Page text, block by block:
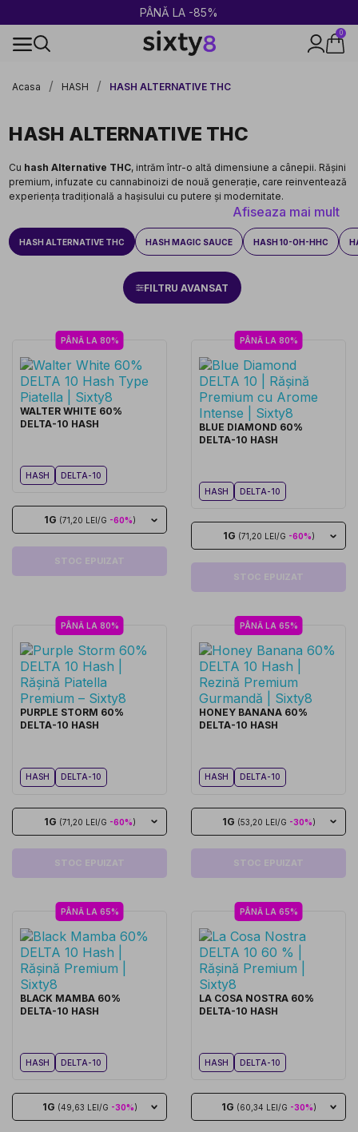
2 CUMPĂRATE = 1 CADOU
0
Acasa
HASH HASH ALTERNATIVE THC
HASH ALTERNATIVE THC
Cu hash Alternative THC, intrăm într-o altă dimensiune a cânepii. Rășini
premium, infuzate cu cannabinoizi de nouă generație, care reinventează
experiența tradițională a hașisului cu putere și modernitate.
Afiseaza mai mult
HASH ALTERNATIVE THC HASH MAGIC SAUCE HASH 10-OH-HHC
FILTRU AVANSAT
PÂNĂ LA 80%
WALTER WHITE 60%
DELTA-10 HASH
HASH DELTA-10
1G (71,20 LEI/G -60%)
STOC EPUIZAT
PÂNĂ LA 80%
BLUE DIAMOND 60%
DELTA-10 HASH
HASH DELTA-10
1G (71,20 LEI/G -60%)
STOC EPUIZAT
PÂNĂ LA 80%
PURPLE STORM 60%
DELTA-10 HASH
HASH DELTA-10
1G (71,20 LEI/G -60%)
STOC EPUIZAT
PÂNĂ LA 65%
HONEY BANANA 60%
DELTA-10 HASH
HASH DELTA-10
1G (53,20 LEI/G -30%)
STOC EPUIZAT
PÂNĂ LA 65%
BLACK MAMBA 60%
DELTA-10 HASH
HASH DELTA-10
1G (49,63 LEI/G -30%)
PÂNĂ LA 65%
LA COSA NOSTRA 60%
DELTA-10 HASH
HASH DELTA-10
1G (60,34 LEI/G -30%)